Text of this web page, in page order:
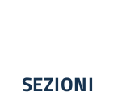
SEZIONI